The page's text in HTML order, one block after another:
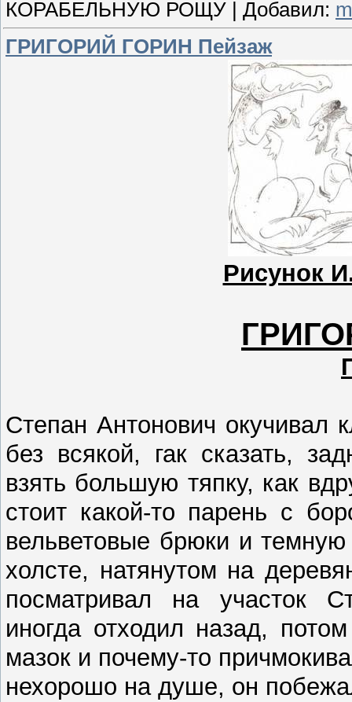
КОРАБЕЛЬНУЮ РОЩУ | Добавил:
ГРИГОРИЙ ГОРИН Пейзаж
Рисунок
Cтепан Антонович окучивал
без всякой, гак сказать,
взять большую тяпку, как
стоит какой-то парень с
вельветовые брюки и
холсте, натянутом на
посматривал на участок
иногда отходил назад,
мазок и почему-то
нехорошо на душе, он